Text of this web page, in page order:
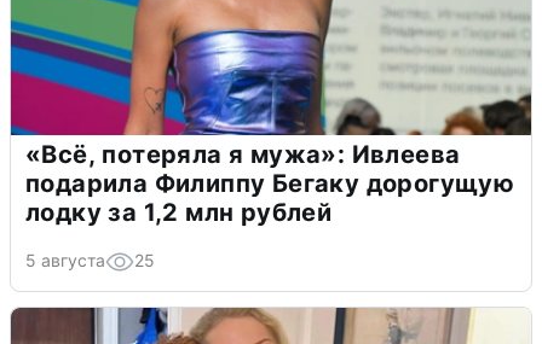
«Всё, потеряла я мужа»: Ивлеева
подарила Филиппу Бегаку дорогущую
лодку за 1,2 млн рублей
5 августа 25